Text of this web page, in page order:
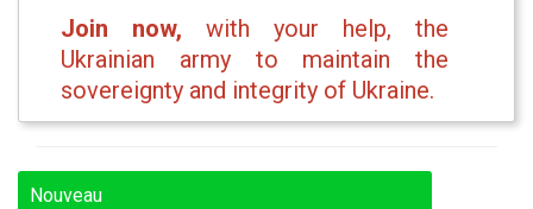
Join now, with your help, the
Ukrainian army to maintain the
sovereignty and integrity of Ukraine.
Nouveau